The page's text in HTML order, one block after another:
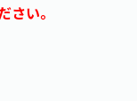
い。